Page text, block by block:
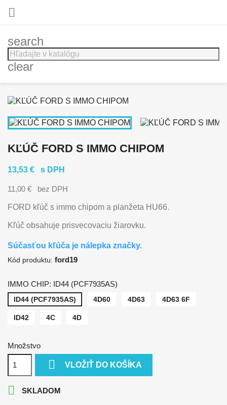

search
clear
KĽÚČ FORD S IMMO CHIPOM
13,53 € s DPH
11,00 € bez DPH
FORD kľúč s immo chipom a planžeta HU66.
Kľúč obsahuje prisvecovaciu žiarovku.
Súčasťou kľúča je nálepka značky.
Kód produktu: ford19
IMMO CHIP: ID44 (PCF7935AS)
ID44 (PCF7935AS) 4D60 4D63 4D63 6F
ID42 4C 4D
Množstvo
 VLOŽIŤ DO KOŠÍKA
 SKLADOM